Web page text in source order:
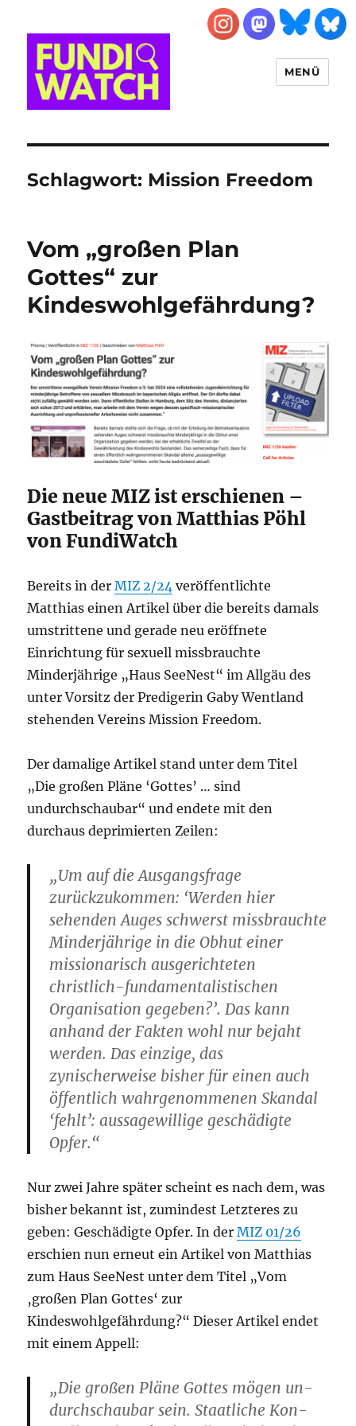
MENÜ
Schlagwort: Mission Freedom
Vom „großen Plan
Gottes“ zur
Kindeswohlgefährdung?
Die neue MIZ ist erschienen –
Gastbeitrag von Matthias Pöhl
von FundiWatch
Bereits in derMIZ 2/24 veröffentlichte
Matthias einen Artikel über die bereits damals
umstrittene und gerade neu eröffnete
Einrichtung für sexuell missbrauchte
Minderjährige „Haus SeeNest“ im Allgäu des
unter Vorsitz der Predigerin Gaby Wentland
stehenden Vereins Mission Freedom.
Der damalige Artikel stand unter dem Titel
„Die großen Pläne ‘Gottes’ … sind
undurchschaubar“ und endete mit den
durchaus deprimierten Zeilen:
„Um auf die Ausgangsfrage
zurückzukommen: ‘Werden hier
sehenden Auges schwerst missbrauchte
Minderjährige in die Obhut einer
missionarisch ausgerichteten
christlich-fundamentalistischen
Organisation gegeben?’. Das kann
anhand der Fakten wohl nur bejaht
werden. Das einzige, das
zynischerweise bisher für einen auch
öffentlich wahrgenommenen Skandal
‘fehlt’: aus­sagewillige geschädigte
Opfer.“
Nur zwei Jahre später scheint es nach dem, was
bisher bekannt ist, zumindest Letzteres zu
geben: Geschädigte Opfer. In derMIZ 01/26
erschien nun erneut ein Artikel von Matthias
zum Haus SeeNest unter dem Titel „Vom
‚großen Plan Gottes‘ zur
Kindeswohlgefährdung?“ Dieser Artikel endet
mit einem Appell:
„Die großen Pläne Gottes mögen un­
durchschaubar sein. Staatliche Kon­